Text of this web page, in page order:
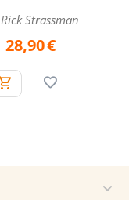
Strassman
28,90€